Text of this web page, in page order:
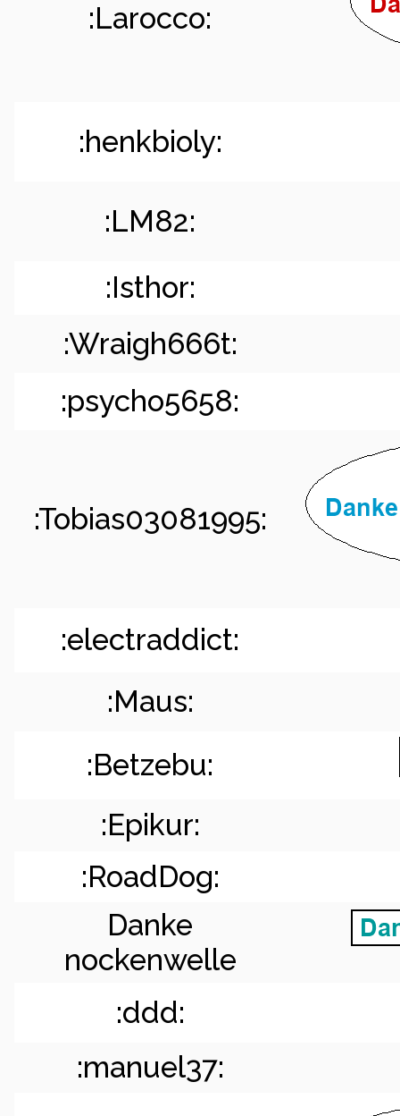
:Larocco:
:henkbioly:
:LM82:
:Isthor:
:Wraigh666t:
:psycho5658:
:Tobias03081995:
:electraddict:
:Maus:
:Betzebu:
:Epikur:
:RoadDog:
Danke
nockenwelle
:ddd:
:manuel37: